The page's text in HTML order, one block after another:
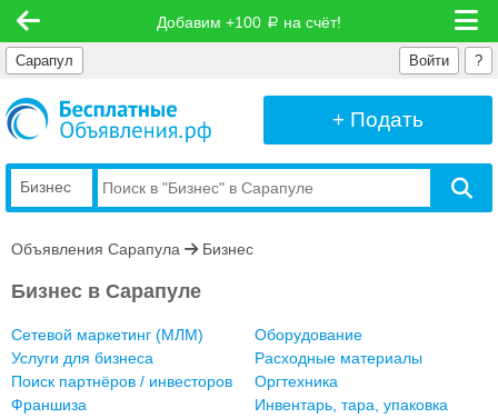
Добавим +100 руб на счёт!
Сарапул ?
Войти
+ Подать
Бизнес
Объявления Сарапула Бизнес
Бизнес в Сарапуле
Сетевой маркетинг (МЛМ)
Услуги для бизнеса
Поиск партнёров / инвесторов
Франшиза
Оборудование
Расходные материалы
Оргтехника
Инвентарь, тара, упаковка